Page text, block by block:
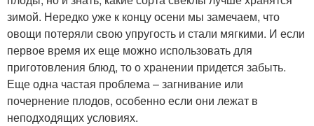
зимой. Нередко уже к концу осени мы замечаем, что
овощи потеряли свою упругость и стали мягкими. И если
первое время их еще можно использовать для
приготовления блюд, то о хранении придется забыть.
Еще одна частая проблема – загнивание или
почернение плодов, особенно если они лежат в
неподходящих условиях.